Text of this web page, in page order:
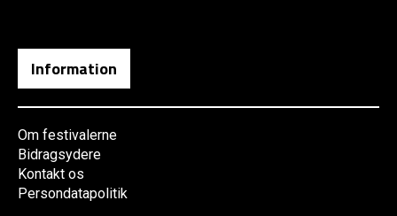
Information
Om festivalerne
Bidragsydere
Kontakt os
Persondatapolitik